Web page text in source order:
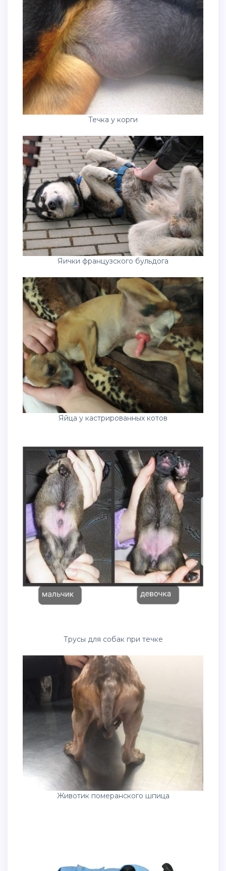
Течка у корги
Яички французского бульдога
Яйца у кастрированных котов
Трусы для собак при течке
Животик померанского шпица